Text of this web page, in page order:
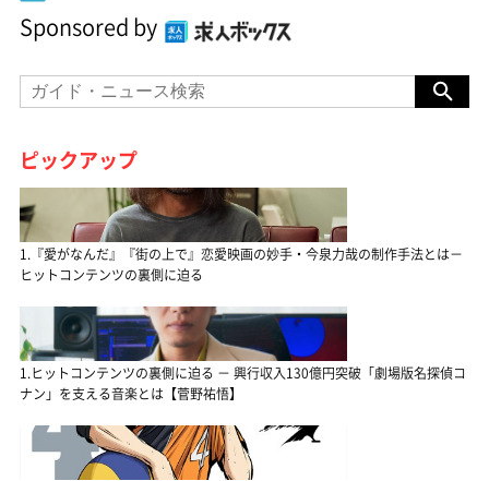
Sponsored by
ピックアップ
1.『愛がなんだ』『街の上で』恋愛映画の妙手・今泉力哉の制作手法とは－
ヒットコンテンツの裏側に迫る
1.ヒットコンテンツの裏側に迫る － 興行収入130億円突破「劇場版名探偵コ
ナン」を支える音楽とは【菅野祐悟】